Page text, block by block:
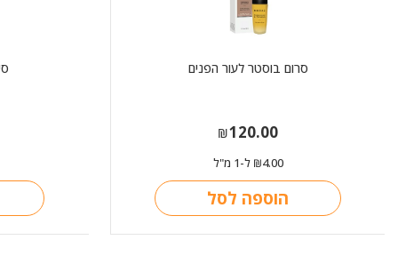
סרום בוסטר לעור הפנים
₪120.00
₪4.00 ל-1 מ"ל
הוספה לסל